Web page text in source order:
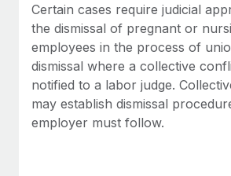
Apparaatbeheer
Lever en track wereldwijd IT-
Entiteiten oprichten
Stel snel compliant entiteiten op
Mobiliteit en overplaatsing
Global Payroll
EOR en PEO
Contractor Management
Belastingen
Certain cases require judicial
the dismissal of pregnant or
employees in the process of
dismissal where a collective
notified to a labor judge.
may establish dismissal
employer must follow.